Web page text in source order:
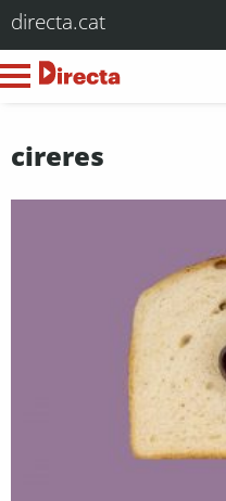
directa.cat
cireres